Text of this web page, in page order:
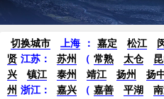
切换城市 上海 ： 嘉定 松江
贤 江苏： 苏州 （ 常熟 太仓
兴
镇江 泰州 靖江 扬州 扬
州 浙江： 嘉兴 （ 嘉善 平湖